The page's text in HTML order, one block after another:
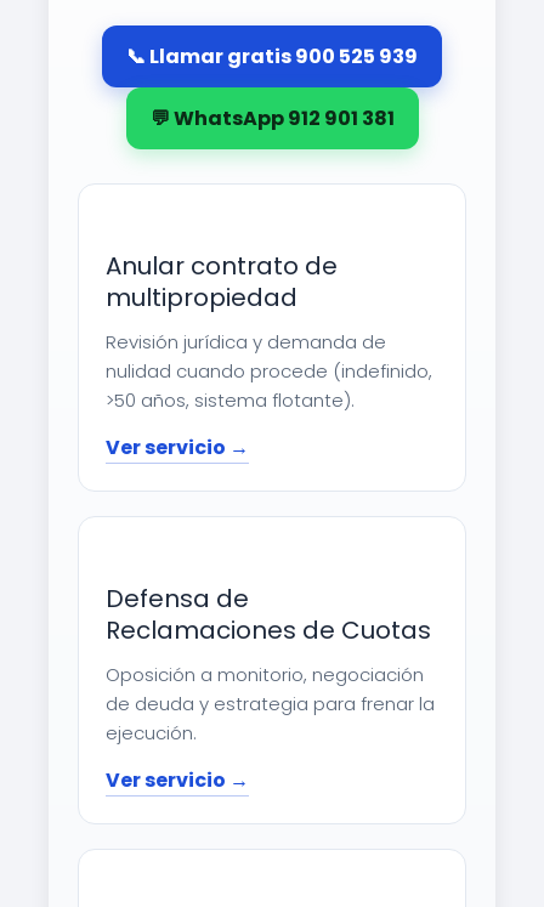
📞 Llamar gratis 900 525 939
💬 WhatsApp 912 901 381
Anular contrato de
multipropiedad
Revisión jurídica y demanda de
nulidad cuando procede (indefinido,
>50 años, sistema flotante).
Ver servicio →
Defensa de
Reclamaciones de Cuotas
Oposición a monitorio, negociación
de deuda y estrategia para frenar la
ejecución.
Ver servicio →